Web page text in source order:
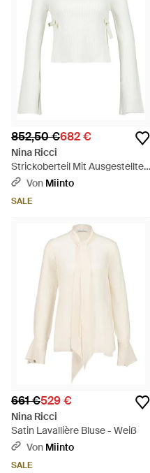
852,50 €682 €
Nina Ricci
Strickoberteil Mit Ausgestellten
Ärmeln Und Schleifen - Weiß
Von Miinto
SALE
661 €529 €
Nina Ricci
Satin Lavallière Bluse - Weiß
Von Miinto
SALE